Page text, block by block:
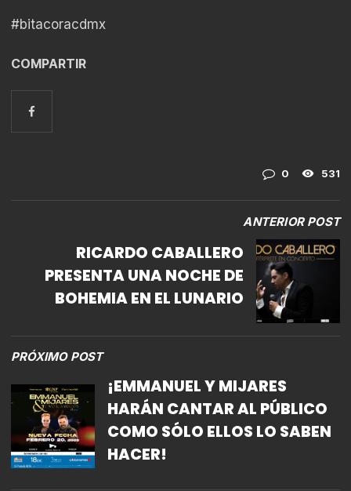
#bitacoracdmx
COMPARTIR
0 531
ANTERIOR POST
RICARDO CABALLERO
PRESENTA UNA NOCHE DE
BOHEMIA EN EL LUNARIO
PRÓXIMO POST
¡EMMANUEL Y MIJARES
HARÁN CANTAR AL PÚBLICO
COMO SÓLO ELLOS LO SABEN
HACER!